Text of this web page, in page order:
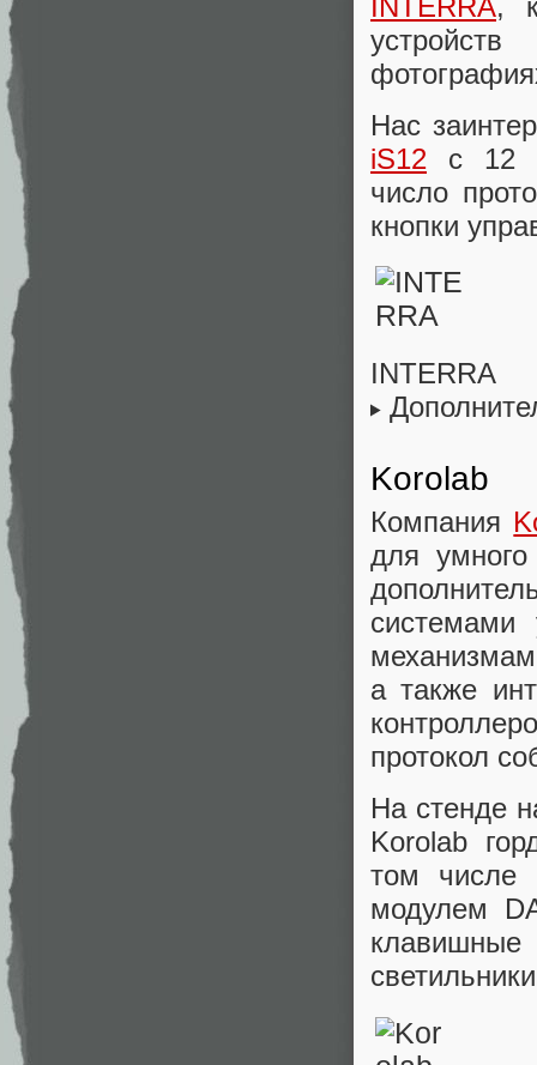
Нас
iS12 с 12
число
кнопки
INTERRA
Korolab
Компания
для
системами
а также
протокол
На стенде
Korolab
том числе
модулем